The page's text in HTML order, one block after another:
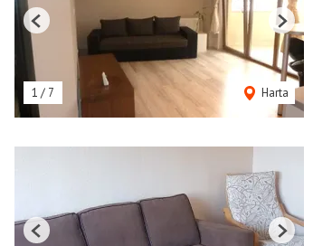
1 / 7 Harta
Previous Next
Previous Next